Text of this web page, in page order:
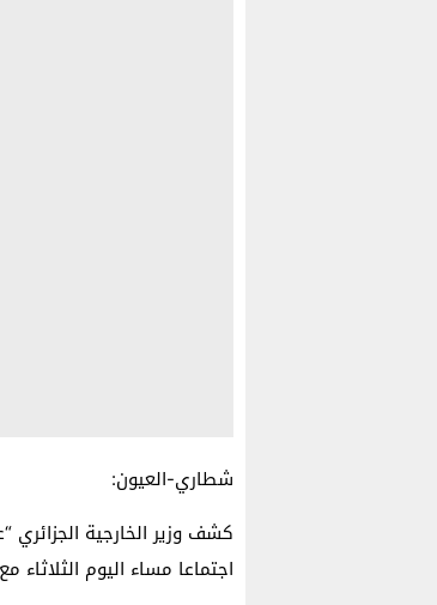
شطاري-العيون:
كشف وزير الخارجية
اجتماعا مساء اليوم